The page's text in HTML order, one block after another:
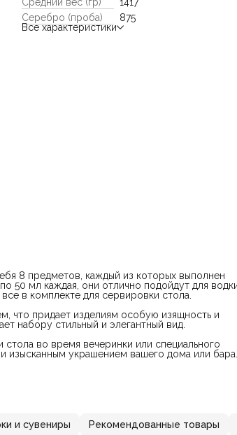
уникальность. Гравировка выполнена в стиле
придает набору стильный и элегантный вид.
Серебряный сервиз "Бостон" идеально
Серебро (проба)
875
Все характеристики
8 предметов, каждый из которых выполнен
50 мл каждая, они отлично подойдут для
в комплекте для сервировки стола.
что придает изделиям особую изящность и
набору стильный и элегантный вид.
во время вечеринки или специального
изысканным украшением вашего дома или бара.
и сувениры Рекомендованные товары